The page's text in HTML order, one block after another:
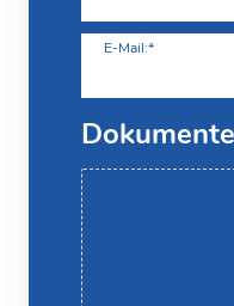
E-Mail:*
Dokumente